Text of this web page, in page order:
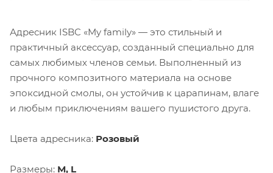
Адресник ISBC «My family» — это стильный и
практичный аксессуар, созданный специально для
самых любимых членов семьи. Выполненный из
прочного композитного материала на основе
эпоксидной смолы, он устойчив к царапинам, влаге
и любым приключениям вашего пушистого друга.
Цвета адресника: Розовый
Размеры: М, L